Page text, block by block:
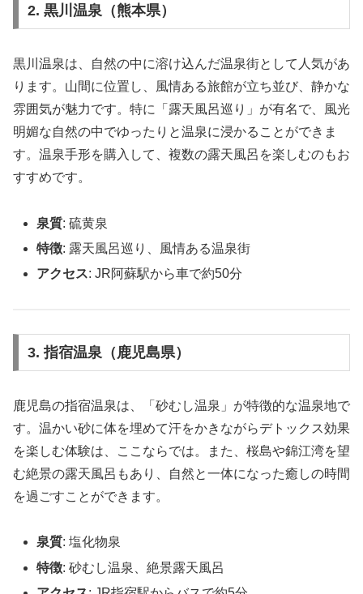
2. 黒川温泉（熊本県）
黒川温泉は、自然の中に溶け込んだ温泉街として人気があ
ります。山間に位置し、風情ある旅館が立ち並び、静かな
雰囲気が魅力です。特に「露天風呂巡り」が有名で、風光
明媚な自然の中でゆったりと温泉に浸かることができま
す。温泉手形を購入して、複数の露天風呂を楽しむのもお
すすめです。
泉質: 硫黄泉
特徴: 露天風呂巡り、風情ある温泉街
アクセス: JR阿蘇駅から車で約50分
3. 指宿温泉（鹿児島県）
鹿児島の指宿温泉は、「砂むし温泉」が特徴的な温泉地で
す。温かい砂に体を埋めて汗をかきながらデトックス効果
を楽しむ体験は、ここならでは。また、桜島や錦江湾を望
む絶景の露天風呂もあり、自然と一体になった癒しの時間
を過ごすことができます。
泉質: 塩化物泉
特徴: 砂むし温泉、絶景露天風呂